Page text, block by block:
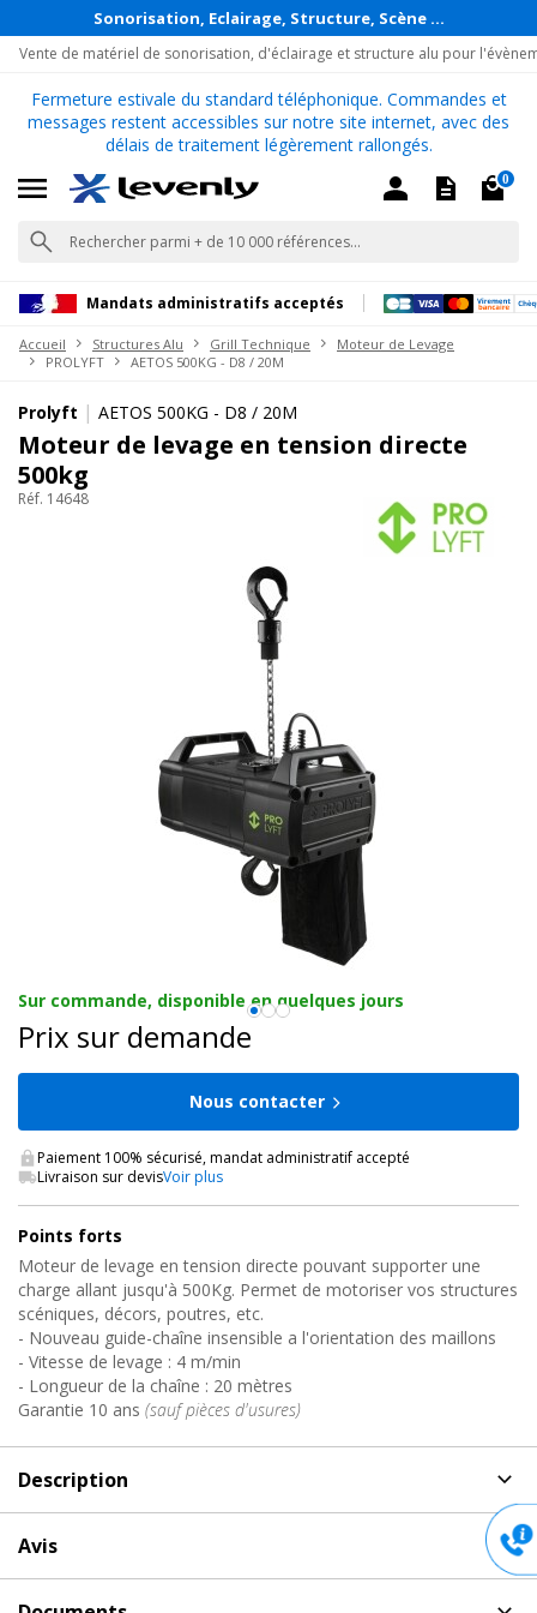
Sonorisation, Eclairage, Structure, Scène ...
Vente de matériel de sonorisation, d'éclairage et structure alu pour
Fermeture estivale du standard téléphonique. Commandes et
messages restent accessibles sur notre site internet, avec des
délais de traitement légèrement rallongés.
0
Mandats administratifs acceptés
Accueil Structures Alu Grill Technique
Moteur de Levage
PROLYFT
AETOS 500KG - D8 / 20M
Prolyft | AETOS 500KG - D8 / 20M
Moteur de levage en tension directe
500kg
Réf. 14648
Sur commande, disponible en quelques jours
Prix sur demande
Nous contacter
Paiement 100% sécurisé, mandat administratif accepté
Livraison sur devisVoir plus
Points forts
Moteur de levage en tension directe pouvant supporter une
charge allant jusqu'à 500Kg. Permet de motoriser vos structures
scéniques, décors, poutres, etc.
- Nouveau guide-chaîne insensible a l'orientation des maillons
- Vitesse de levage : 4 m/min
- Longueur de la chaîne : 20 mètres
Garantie 10 ans (sauf pièces d'usures)
Description
Palan électrique pour structure scénique
Avis